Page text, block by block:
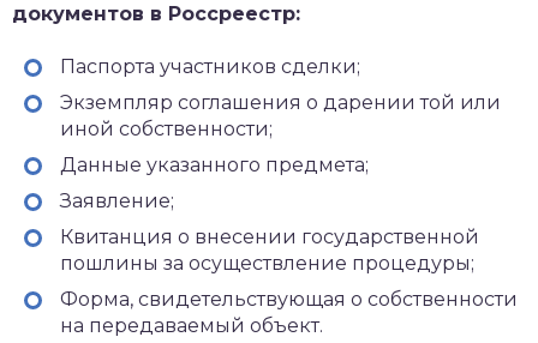
документов в Россреестр:
Паспорта участников сделки;
Экземпляр соглашения о дарении той или
иной собственности;
Данные указанного предмета;
Заявление;
Квитанция о внесении государственной
пошлины за осуществление процедуры;
Форма, свидетельствующая о собственности
на передаваемый объект.